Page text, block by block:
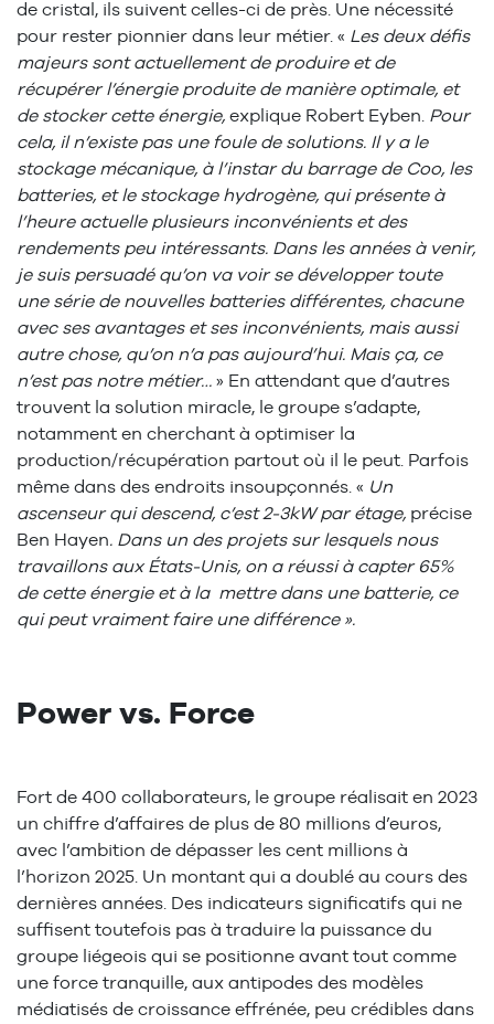
de cristal, ils suivent celles-ci de près. Une nécessité
pour rester pionnier dans leur métier. « Les deux défis
majeurs sont actuellement de produire et de
récupérer l’énergie produite de manière optimale, et
de stocker cette énergie, explique Robert Eyben. Pour
cela, il n’existe pas une foule de solutions. Il y a le
stockage mécanique, à l’instar du barrage de Coo, les
batteries, et le stockage hydrogène, qui présente à
l’heure actuelle plusieurs inconvénients et des
rendements peu intéressants. Dans les années à venir,
je suis persuadé qu’on va voir se développer toute
une série de nouvelles batteries différentes, chacune
avec ses avantages et ses inconvénients, mais aussi
autre chose, qu’on n’a pas aujourd’hui. Mais ça, ce
n’est pas notre métier… » En attendant que d’autres
trouvent la solution miracle, le groupe s’adapte,
notamment en cherchant à optimiser la
production/récupération partout où il le peut. Parfois
même dans des endroits insoupçonnés. « Un
ascenseur qui descend, c’est 2-3kW par étage, précise
Ben Hayen. Dans un des projets sur lesquels nous
travaillons aux États-Unis, on a réussi à capter 65%
de cette énergie et à la mettre dans une batterie, ce
qui peut vraiment faire une différence ».
Power vs. Force
Fort de 400 collaborateurs, le groupe réalisait en 2023
un chiffre d’affaires de plus de 80 millions d’euros,
avec l’ambition de dépasser les cent millions à
l’horizon 2025. Un montant qui a doublé au cours des
dernières années. Des indicateurs significatifs qui ne
suffisent toutefois pas à traduire la puissance du
groupe liégeois qui se positionne avant tout comme
une force tranquille, aux antipodes des modèles
médiatisés de croissance effrénée, peu crédibles dans